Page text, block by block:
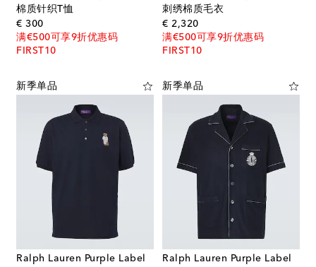
棉质针织T恤
€ 300original price
满€500可享9折优惠码
FIRST10
刺绣棉质毛衣
€ 2,320original price
满€500可享9折优惠码
FIRST10
新季单品
Ralph Lauren Purple Label
新季单品
Ralph Lauren Purple Label